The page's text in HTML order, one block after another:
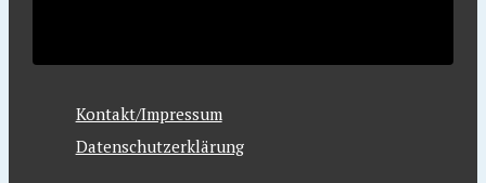
Kontakt/Impressum
Datenschutzerklärung